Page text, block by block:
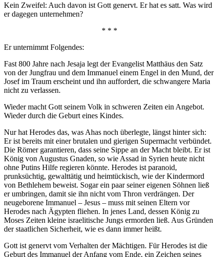
Kein Zweifel: Auch davon ist Gott genervt. Er hat es satt. Was wird
er dagegen unternehmen?
* * *
Er unternimmt Folgendes:
Fast 800 Jahre nach Jesaja legt der Evangelist Matthäus den Satz
von der Jungfrau und dem Immanuel einem Engel in den Mund, der
Josef im Traum erscheint und ihn auffordert, die schwangere Maria
nicht zu verlassen.
Wieder macht Gott seinem Volk in schweren Zeiten ein Angebot.
Wieder durch die Geburt eines Kindes.
Nur hat Herodes das, was Ahas noch überlegte, längst hinter sich:
Er ist bereits mit einer brutalen und gierigen Supermacht verbündet.
Die Römer garantieren, dass seine Sippe an der Macht bleibt. Er ist
König von Augustus Gnaden, so wie Assad in Syrien heute nicht
ohne Putins Hilfe regieren könnte. Herodes ist paranoid,
prunksüchtig, gewalttätig und heimtückisch, wie der Kindermord
von Bethlehem beweist. Sogar ein paar seiner eigenen Söhnen ließ
er umbringen, damit sie ihn nicht vom Thron verdrängen. Der
neugeborene Immanuel – Jesus – muss mit seinen Eltern vor
Herodes nach Ägypten fliehen. In jenes Land, dessen König zu
Moses Zeiten kleine israelitische Jungs ermorden ließ. Aus Gründen
der staatlichen Sicherheit, wie es dann immer heißt.
Gott ist genervt vom Verhalten der Mächtigen. Für Herodes ist die
Geburt des Immanuel der Anfang vom Ende, ein Zeichen seines